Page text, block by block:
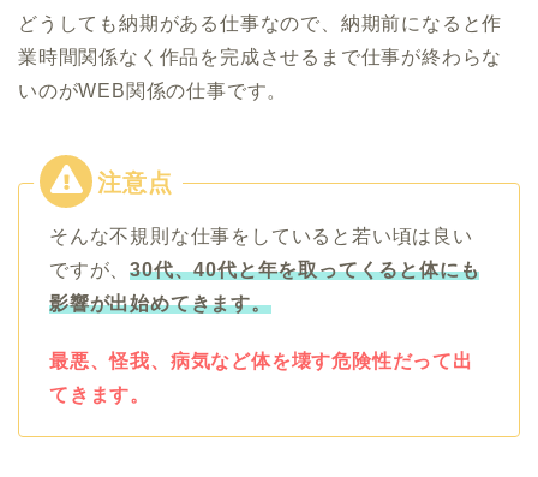
どうしても納期がある仕事なので、納期前になると作
業時間関係なく作品を完成させるまで仕事が終わらな
いのがWEB関係の仕事です。
そんな不規則な仕事をしていると若い頃は良い
ですが、30代、40代と年を取ってくると体にも
影響が出始めてきます。
最悪、怪我、病気など体を壊す危険性だって出
てきます。